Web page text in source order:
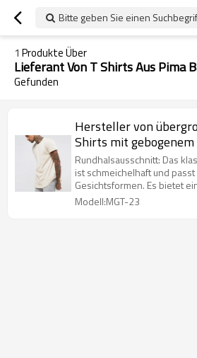
Bitte geben Sie einen
1 Produkte Über
Lieferant Von T Shirts Aus Pima
Gefunden
Hersteller von
Shirts mit
von T-Shirts aus
Rundhalsausschnitt
Rundhalsausschnitt: Das
ist schmeichelhaft und passt
Gesichtsformen. Es bietet
dennoch stilvollen Look.
Modell:MGT-23